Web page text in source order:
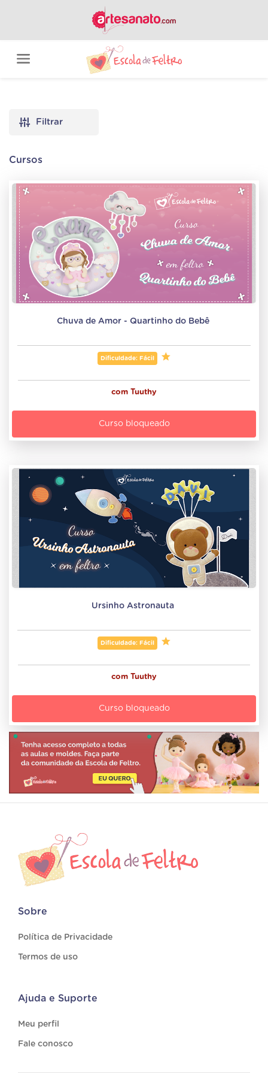
Filtrar
Cursos
Chuva de Amor - Quartinho do Bebê
Dificuldade: Fácil
com Tuuthy
Curso bloqueado
Ursinho Astronauta
Dificuldade: Fácil
com Tuuthy
Curso bloqueado
Sobre
Política de Privacidade
Termos de uso
Ajuda e Suporte
Meu perfil
Fale conosco